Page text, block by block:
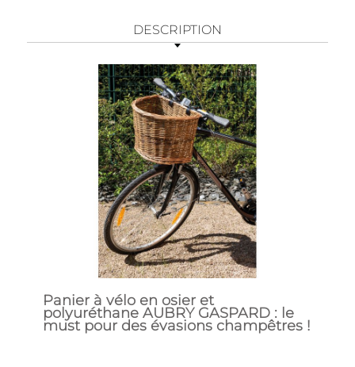
DESCRIPTION
Panier à vélo en osier et
polyuréthane AUBRY GASPARD : le
must pour des évasions champêtres !